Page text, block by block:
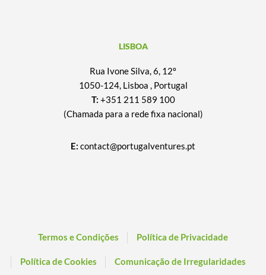
LISBOA
Rua Ivone Silva, 6, 12º
1050-124, Lisboa , Portugal
T: +351 211 589 100
(Chamada para a rede fixa nacional)
E: contact@portugalventures.pt
Termos e Condições Política de Privacidade
Política de Cookies Comunicação de Irregularidades